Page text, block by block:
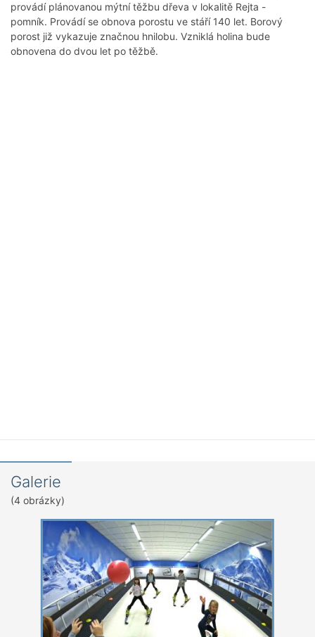
provádí plánovanou mýtní těžbu dřeva v lokalitě Rejta -
pomník. Provádí se obnova porostu ve stáří 140 let. Borový
porost již vykazuje značnou hnilobu. Vzniklá holina bude
obnovena do dvou let po těžbě.
Galerie
(4 obrázky)